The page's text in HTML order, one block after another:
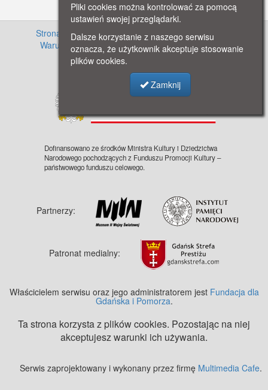
Strona główna · Informacje o projekcie · Cennik
Warunki używania zasobów
· Kontakt ·
Regulamin
serwisu
· Polityka prywatności
Dofinansowano ze środków Ministra Kultury i Dziedzictwa
Narodowego pochodzących z Funduszu Promocji Kultury –
państwowego funduszu celowego.
Partnerzy:
Patronat medialny:
Właścicielem serwisu oraz jego administratorem jest Fundacja dla
Gdańska i Pomorza.
Ta strona korzysta z plików cookies. Pozostając na niej
akceptujesz warunki ich używania.
Serwis zaprojektowany i wykonany przez firmę Multimedia Cafe.
Pliki cookies można kontrolować za pomocą
ustawień swojej przeglądarki.
Dalsze korzystanie z naszego serwisu
oznacza, że użytkownik akceptuje stosowanie
plików cookies.
Zamknij